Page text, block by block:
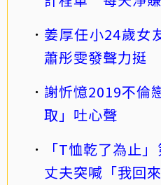
姜厚任小24歲女
蕭彤雯發聲力挺
謝忻憶2019不倫
取」吐心聲
「T恤乾了為止
丈夫突喊「我回